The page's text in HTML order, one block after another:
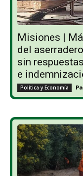
Misiones |
del
sin
e
Política y Economía